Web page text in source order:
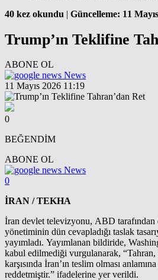
40 kez okundu | Güncelleme: 11
Trump’ın Teklifine
ABONE OL
News
11 Mayıs 2026 11:19
0
BEĞENDİM
ABONE OL
News
0
İRAN / TEKHA
İran devlet televizyonu, ABD tarafından
yönetiminin dün cevapladığı taslak
yayımladı. Yayımlanan bildiride,
kabul edilmediği vurgulanarak, “Tahran,
karşısında İran’ın teslim olması
reddetmiştir.” ifadelerine yer verildi.